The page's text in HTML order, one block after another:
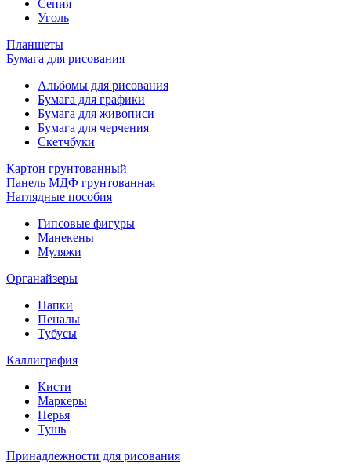
Сепия
Уголь
Планшеты
Бумага для рисования
Альбомы для рисования
Бумага для графики
Бумага для живописи
Бумага для черчения
Скетчбуки
Картон грунтованный
Панель МДФ грунтованная
Наглядные пособия
Гипсовые фигуры
Манекены
Муляжи
Органайзеры
Папки
Пеналы
Тубусы
Каллиграфия
Кисти
Маркеры
Перья
Тушь
Принадлежности для рисования